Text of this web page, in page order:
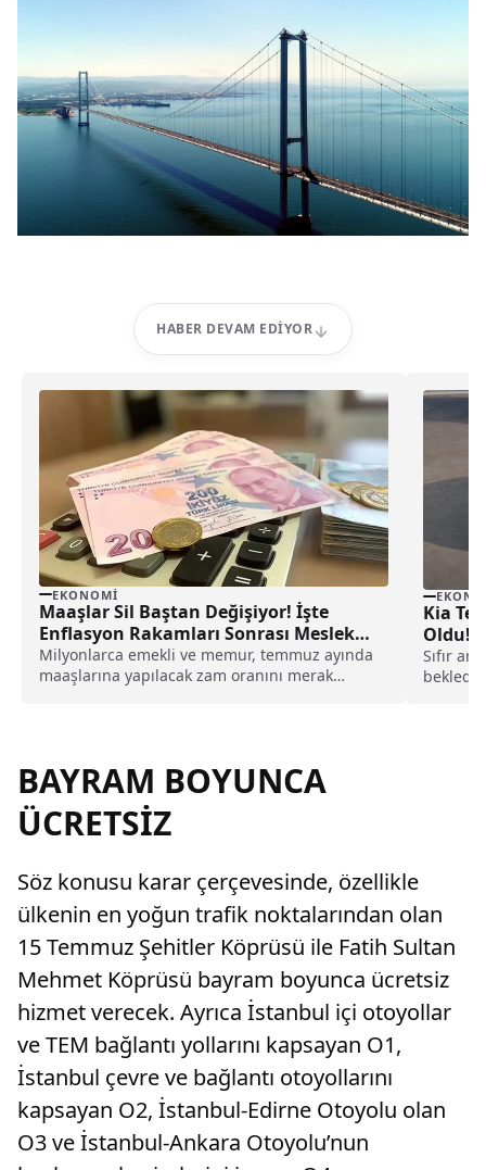
HABER DEVAM EDIYOR
EKONOMI
Maaşlar Sil Baştan Değişiyor! İşte
Enflasyon Rakamları Sonrası Meslek
Meslek Yeni Maaşlar!
Milyonlarca emekli ve memur, temmuz ayında
maaşlarına yapılacak zam oranını merak
meslek gruplarının alması beklenen yeni
maaşlar.
Kia
Oldu!
Sıfır
BAYRAM BOYUNCA
ÜCRETSİZ
Söz konusu karar çerçevesinde, özellikle
ülkenin en yoğun trafik noktalarından olan
15 Temmuz Şehitler Köprüsü ile Fatih Sultan
Mehmet Köprüsü bayram boyunca ücretsiz
hizmet verecek. Ayrıca İstanbul içi otoyollar
ve TEM bağlantı yollarını kapsayan O1,
İstanbul çevre ve bağlantı otoyollarını
kapsayan O2, İstanbul-Edirne Otoyolu olan
O3 ve İstanbul-Ankara Otoyolu’nun